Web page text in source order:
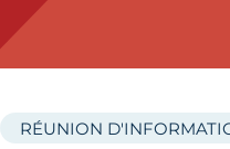
RÉUNION